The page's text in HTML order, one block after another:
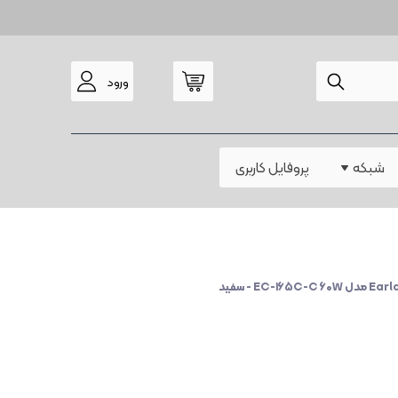
ورود
شبکه پروفایل کاربری